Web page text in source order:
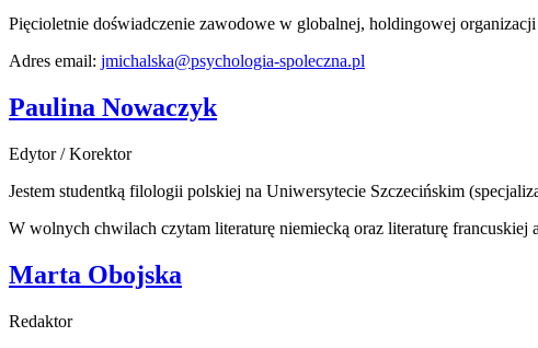
Pięcioletnie doświadczenie zawodowe w globalnej, holdingowej
Adres email: jmichalska@psychologia-spoleczna.pl
Paulina Nowaczyk
Edytor / Korektor
Jestem studentką filologii polskiej na Uniwersytecie Szczecińskim
W wolnych chwilach czytam literaturę niemiecką oraz literaturę francuskiej
Marta Obojska
Redaktor